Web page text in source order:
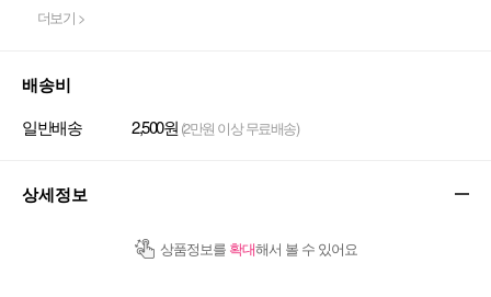
더보기 >
배송비
일반배송 2,500원 (2만원 이상 무료배송)
상세정보
상품정보를 확대해서 볼 수 있어요